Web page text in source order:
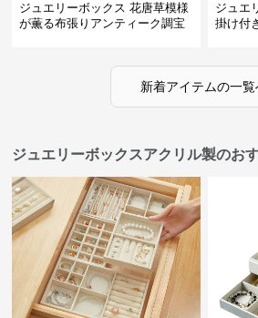
ジュエリーボックス 花唐草模様
が薫る布張りアンティーク調宝
ジュエ
掛け付
新着アイテムの一覧
ジュエリーボックスアクリル製のお